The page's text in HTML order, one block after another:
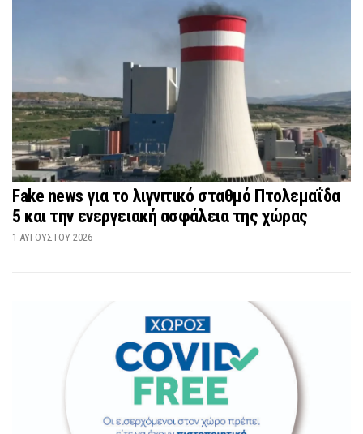
Fake news για το λιγνιτικό σταθμό Πτολεμαΐδα
5 και την ενεργειακή ασφάλεια της χώρας
1 ΑΥΓΟΎΣΤΟΥ 2026